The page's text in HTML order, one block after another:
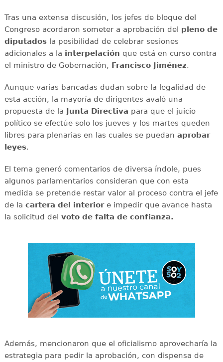
Tras una extensa discusión, los jefes de bloque del
Congreso acordaron someter a aprobación del pleno de
diputadosla posibilidad de celebrar sesiones
adicionales a la interpelación que está en curso contra
el ministro de Gobernación, Francisco Jiménez.
Aunque varias bancadas dudan sobre la legalidad de
esta acción, la mayoría de dirigentes avaló una
propuesta de la Junta Directiva para que el juicio
político se efectúe solo los jueves y los martes queden
libres para plenarias en las cuales se puedan aprobar
leyes.
El tema generó comentarios de diversa índole, pues
algunos parlamentarios consideran que con esta
medida se pretende restar valor al proceso contra el jefe
de la cartera del interior e impedir que avance hasta
la solicitud del voto de falta de confianza.
Además, mencionaron que el oficialismo aprovecharía la
estrategia para pedir la aprobación, con dispensa de